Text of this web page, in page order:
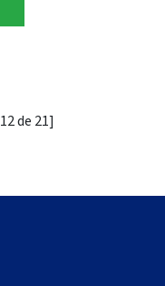
12de 21]